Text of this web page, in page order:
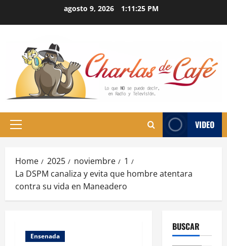
agosto 9, 2026 1:11:26 PM
Primary
VIDEO
Home 2025 noviembre
1
La DSPM canaliza y evita que hombre atentara
contra su vida en Maneadero
Ensenada
BUSCAR